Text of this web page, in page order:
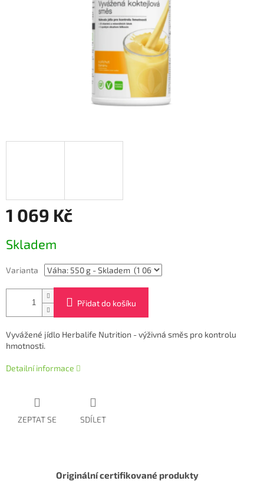
1 069 Kč
cena:
Skladem
Varianta
Přidat do košíku
Vyvážené jídlo Herbalife Nutrition - výživná směs pro kontrolu
hmotnosti.
Detailní informace
ZEPTAT SE SDÍLET
Originální certifikované produkty